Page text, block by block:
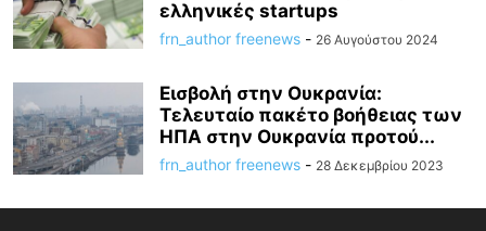
ελληνικές startups
frn_author freenews - 26 Αυγούστου 2024
Εισβολή στην Ουκρανία:
Τελευταίο πακέτο βοήθειας των
ΗΠΑ στην Ουκρανία προτού...
frn_author freenews - 28 Δεκεμβρίου 2023